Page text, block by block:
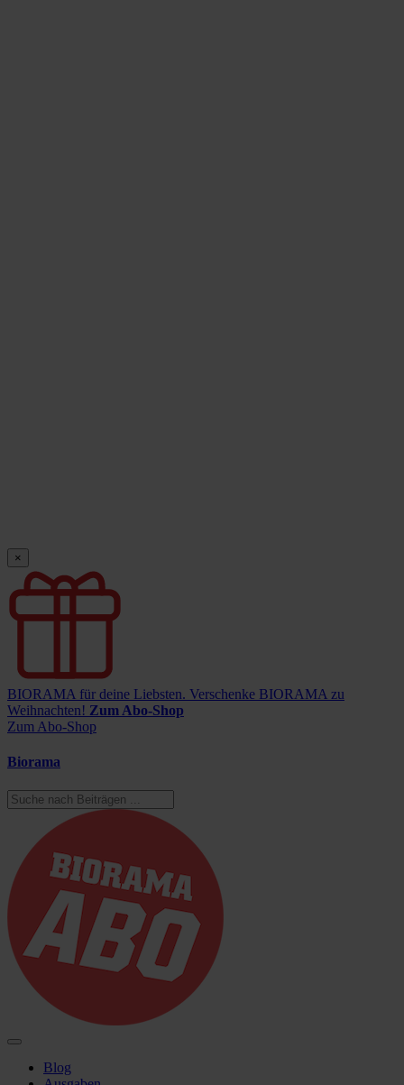
×
BIORAMA für deine Liebsten. Verschenke BIORAMA zu
Weihnachten! Zum Abo-Shop
Zum Abo-Shop
Biorama
Blog